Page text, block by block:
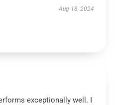
Aug 18, 2024
exceptionally well. I